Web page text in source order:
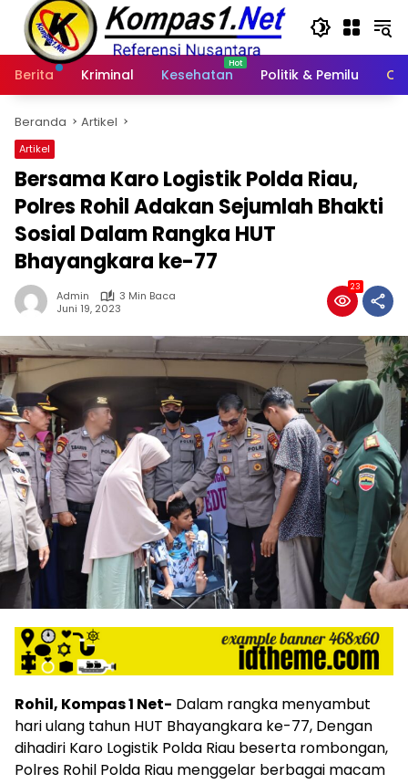
Langsung
konten
Berita
Kriminal Kesehatan Politik & Pemilu
Beranda Artikel
Artikel
Bersama Karo Logistik Polda Riau,
Polres Rohil Adakan Sejumlah Bhakti
Sosial Dalam Rangka HUT
Bhayangkara ke-77
Admin
3 Min Baca
Juni 19, 2023
23
Rohil, Kompas 1 Net- Dalam rangka menyambut
hari ulang tahun HUT Bhayangkara ke-77, Dengan
dihadiri Karo Logistik Polda Riau beserta rombongan,
Polres Rohil Polda Riau menggelar berbagai macam